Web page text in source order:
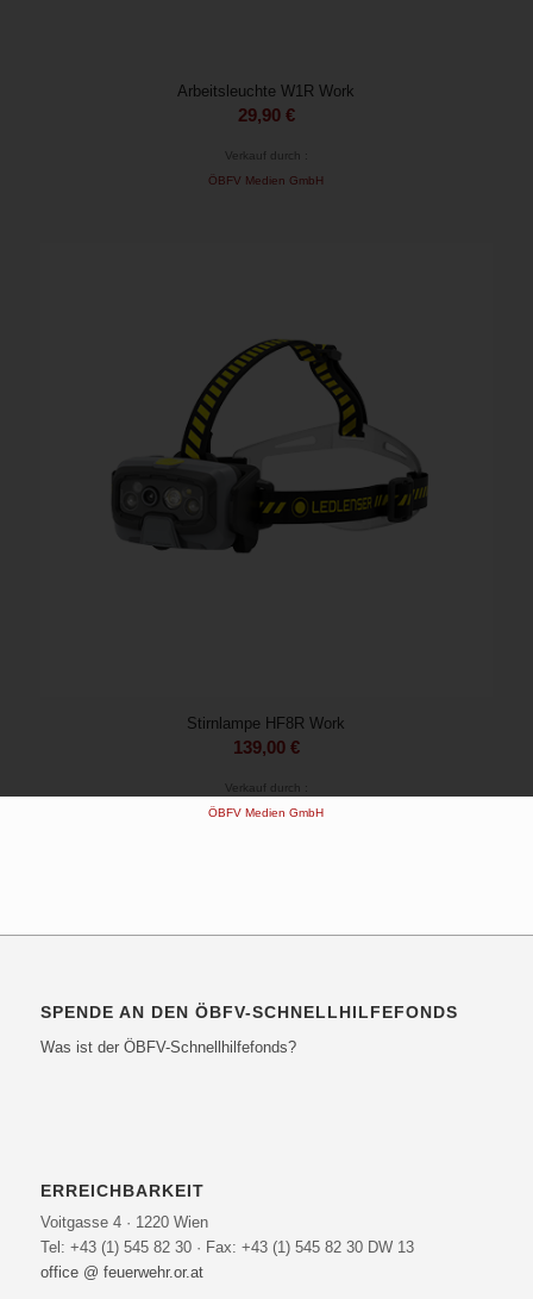
Arbeitsleuchte W1R Work
29,90 €
Verkauf durch :
ÖBFV Medien GmbH
Stirnlampe HF8R Work
139,00 €
Verkauf durch :
ÖBFV Medien GmbH
SPENDE AN DEN ÖBFV-SCHNELLHILFEFONDS
Was ist der ÖBFV-Schnellhilfefonds?
ERREICHBARKEIT
Voitgasse 4 · 1220 Wien
Tel: +43 (1) 545 82 30 · Fax: +43 (1) 545 82 30 DW 13
office @ feuerwehr.or.at